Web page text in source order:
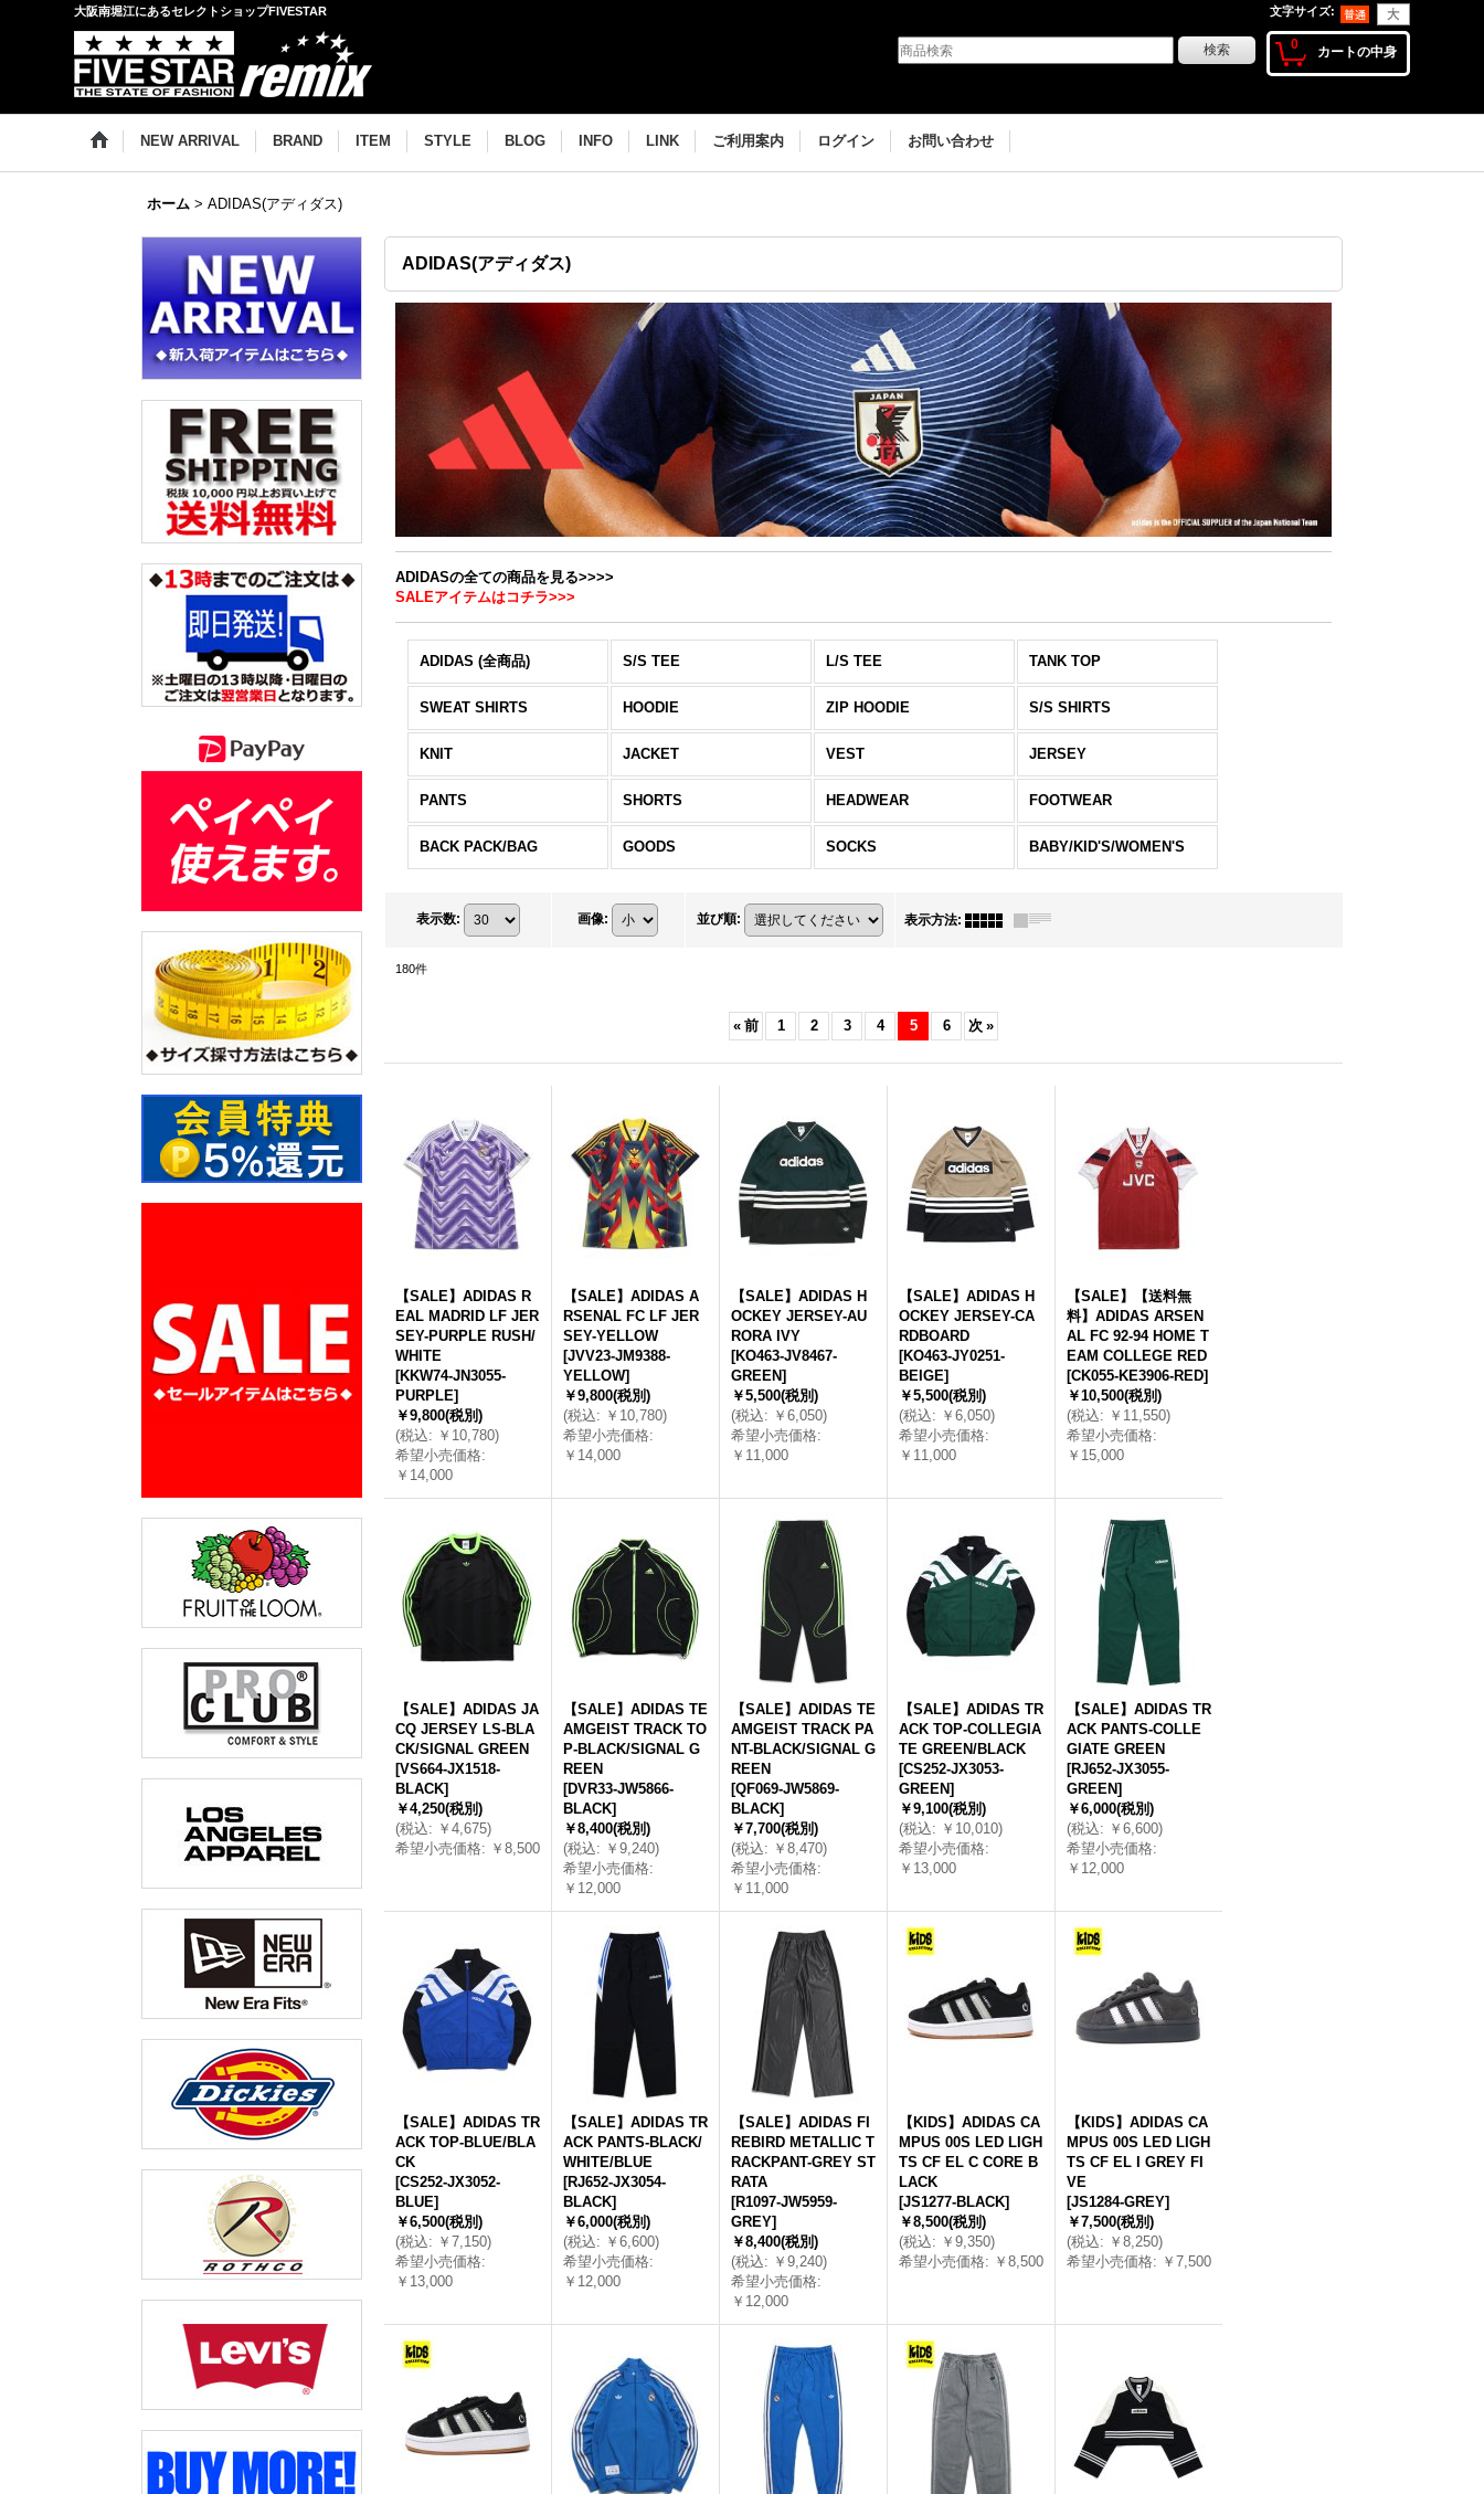
大阪南堀江にあるセレクトショップFIVESTAR 文字サイズ:
0 カートの中身
NEW ARRIVAL BRAND ITEM STYLE BLOG INFO LINK ご利用案内 ログイン お問い合わせ
ホーム > ADIDAS(アディダス)
ADIDAS(アディダス)
ADIDASの全ての商品を見る>>>>
SALEアイテムはコチラ>>>
ADIDAS (全商品) S/S TEE L/S TEE TANK TOP
SWEAT SHIRTS HOODIE ZIP HOODIE S/S SHIRTS
KNIT JACKET VEST JERSEY
PANTS SHORTS HEADWEAR FOOTWEAR
BACK PACK/BAG GOODS SOCKS BABY/KID'S/WOMEN'S
表示数: 画像: 並び順: 表示方法:
180件
« 前 1 2 3 4 5 6 次 »
【SALE】ADIDAS R
EAL MADRID LF JER
SEY-PURPLE RUSH/
WHITE
[KKW74-JN3055-
PURPLE]
￥9,800(税別)
(税込: ￥10,780)
希望小売価格:
￥14,000
【SALE】ADIDAS A
RSENAL FC LF JER
SEY-YELLOW
[JVV23-JM9388-
YELLOW]
￥9,800(税別)
(税込: ￥10,780)
希望小売価格:
￥14,000
【SALE】ADIDAS H
OCKEY JERSEY-AU
RORA IVY
[KO463-JV8467-
GREEN]
￥5,500(税別)
(税込: ￥6,050)
希望小売価格:
￥11,000
【SALE】ADIDAS H
OCKEY JERSEY-CA
RDBOARD
[KO463-JY0251-
BEIGE]
￥5,500(税別)
(税込: ￥6,050)
希望小売価格:
￥11,000
【SALE】【送料無
料】ADIDAS ARSEN
AL FC 92-94 HOME T
EAM COLLEGE RED
[CK055-KE3906-RED]
￥10,500(税別)
(税込: ￥11,550)
希望小売価格:
￥15,000
【SALE】ADIDAS JA
CQ JERSEY LS-BLA
CK/SIGNAL GREEN
[VS664-JX1518-
BLACK]
￥4,250(税別)
(税込: ￥4,675)
希望小売価格: ￥8,500
【SALE】ADIDAS TE
AMGEIST TRACK TO
P-BLACK/SIGNAL G
REEN
[DVR33-JW5866-
BLACK]
￥8,400(税別)
(税込: ￥9,240)
希望小売価格:
￥12,000
【SALE】ADIDAS TE
AMGEIST TRACK PA
NT-BLACK/SIGNAL G
REEN
[QF069-JW5869-
BLACK]
￥7,700(税別)
(税込: ￥8,470)
希望小売価格:
￥11,000
【SALE】ADIDAS TR
ACK TOP-COLLEGIA
TE GREEN/BLACK
[CS252-JX3053-
GREEN]
￥9,100(税別)
(税込: ￥10,010)
希望小売価格:
￥13,000
【SALE】ADIDAS TR
ACK PANTS-COLLE
GIATE GREEN
[RJ652-JX3055-
GREEN]
￥6,000(税別)
(税込: ￥6,600)
希望小売価格:
￥12,000
【SALE】ADIDAS TR
ACK TOP-BLUE/BLA
CK
[CS252-JX3052-
BLUE]
￥6,500(税別)
(税込: ￥7,150)
希望小売価格:
￥13,000
【SALE】ADIDAS TR
ACK PANTS-BLACK/
WHITE/BLUE
[RJ652-JX3054-
BLACK]
￥6,000(税別)
(税込: ￥6,600)
希望小売価格:
￥12,000
【SALE】ADIDAS FI
REBIRD METALLIC T
RACKPANT-GREY ST
RATA
[R1097-JW5959-
GREY]
￥8,400(税別)
(税込: ￥9,240)
希望小売価格:
￥12,000
【KIDS】ADIDAS CA
MPUS 00S LED LIGH
TS CF EL C CORE B
LACK
[JS1277-BLACK]
￥8,500(税別)
(税込: ￥9,350)
希望小売価格: ￥8,500
【KIDS】ADIDAS CA
MPUS 00S LED LIGH
TS CF EL I GREY FI
VE
[JS1284-GREY]
￥7,500(税別)
(税込: ￥8,250)
希望小売価格: ￥7,500